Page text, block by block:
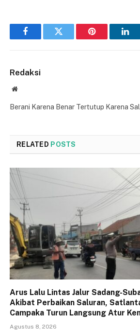
FacebookTwitter Pinterest
Redaksi
Website
Berani Karena Benar Tertutup Karena
RELATED POSTS
Arus Lalu Lintas Jalur Sadang-
Akibat Perbaikan Saluran,
Campaka Turun Langsung Atur
Agustus 8, 2026